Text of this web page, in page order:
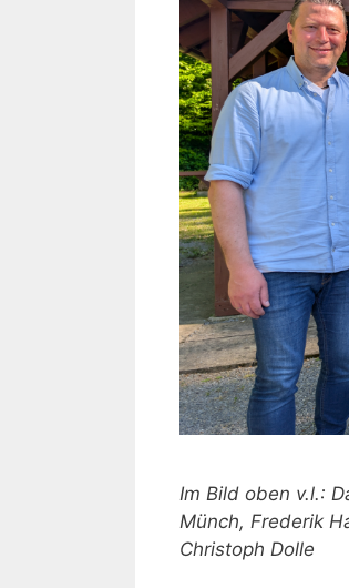
Im Bild oben v.l.:
Münch, Frederik
Christoph Dolle